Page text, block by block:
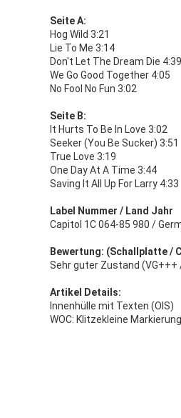
Seite A:
Hog Wild 3:21
Lie To Me 3:14
Don't Let The Dream Die 4:39
We Go Good Together 4:05
No Fool No Fun 3:02
Seite B:
It Hurts To Be In Love 3:02
Seeker (You Be Sucker) 3:51
True Love 3:19
One Day At A Time 3:44
Saving It All Up For Larry 4:33
Label Nummer / Land Jahr
Capitol 1C 064-85 980 /
Bewertung: (Schallplatte /
Sehr guter Zustand (VG+++
Artikel Details:
Innenhülle mit Texten (OIS)
WOC: Klitzekleine Markierung